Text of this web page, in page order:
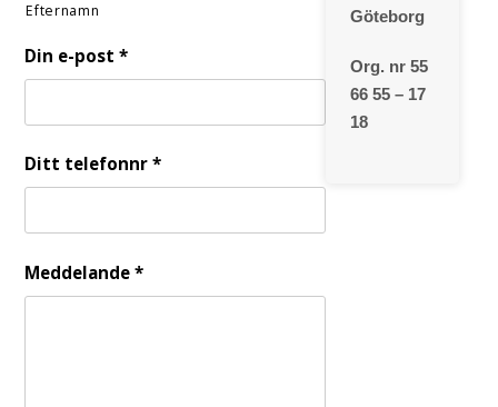
Efternamn
Din e-post *
Ditt telefonnr *
Meddelande *
Göteborg
Org. nr 55
66 55 – 17
18